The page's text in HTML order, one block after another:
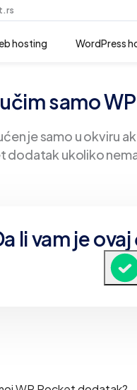
hosting WordPress
samo
je samo u okviru
ukoliko
li vam je